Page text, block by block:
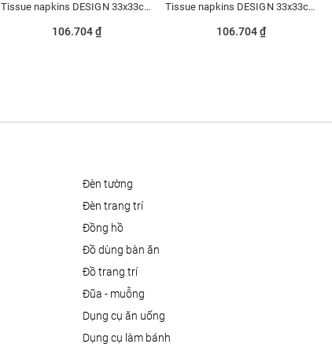
Tissue napkins DESIGN 33x33cm
106.704 ₫
Tissue napkins DESIGN 33x33cm
106.704 ₫
đèn tường
đèn trang trí
đồng hồ
đồ dùng bàn ăn
đồ trang trí
đũa - muỗng
dụng cụ ăn uống
dụng cụ làm bánh